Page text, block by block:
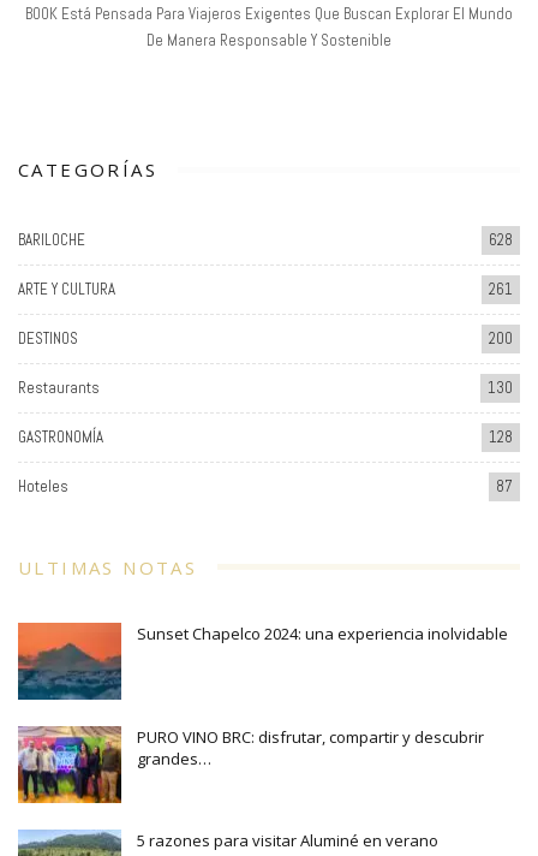
BOOK Está Pensada Para Viajeros Exigentes Que Buscan Explorar El Mundo
De Manera Responsable Y Sostenible
CATEGORÍAS
BARILOCHE 628
ARTE Y CULTURA 261
DESTINOS 200
Restaurants 130
GASTRONOMÍA 128
Hoteles 87
ULTIMAS NOTAS
Sunset Chapelco 2024: una experiencia inolvidable
PURO VINO BRC: disfrutar, compartir y descubrir
grandes…
5 razones para visitar Aluminé en verano